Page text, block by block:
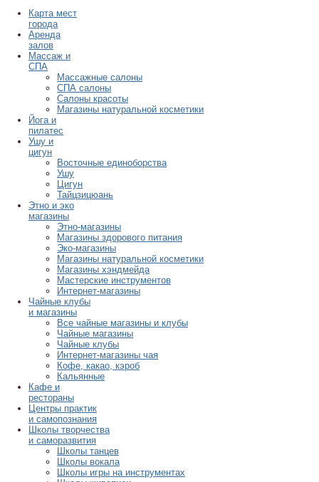
Карта мест
города
Аренда
залов
Массаж и
СПА
Массажные салоны
СПА салоны
Салоны красоты
Магазины натуральной косметики
Йога и
пилатес
Ушу и
цигун
Восточные единоборства
Ушу
Цигун
Тайцзицюань
Этно и эко
магазины
Этно-магазины
Магазины здорового питания
Эко-магазины
Магазины натуральной косметики
Магазины хэндмейда
Мастерские инструментов
Интернет-магазины
Чайные клубы
и магазины
Все чайные магазины и клубы
Чайные магазины
Чайные клубы
Интернет-магазины чая
Кофе, какао, кэроб
Кальянные
Кафе и
рестораны
Центры практик
и самопознания
Школы творчества
и саморазвития
Школы танцев
Школы вокала
Школы игры на инструментах